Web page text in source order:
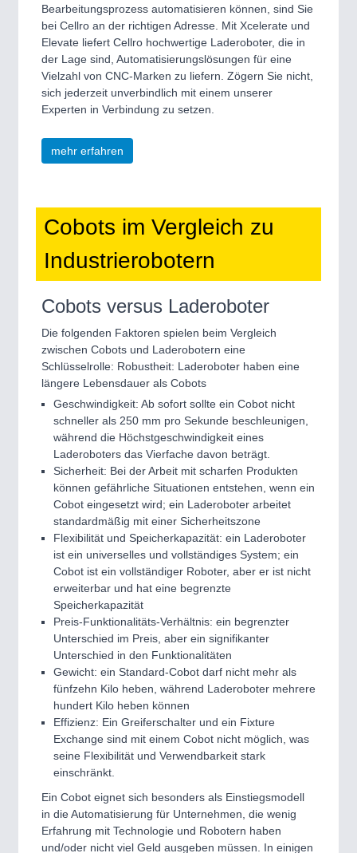
Bearbeitungsprozess automatisieren können, sind Sie
bei Cellro an der richtigen Adresse. Mit Xcelerate und
Elevate liefert Cellro hochwertige Laderoboter, die in
der Lage sind, Automatisierungslösungen für eine
Vielzahl von CNC-Marken zu liefern. Zögern Sie nicht,
sich jederzeit unverbindlich mit einem unserer
Experten in Verbindung zu setzen.
mehr erfahren
Cobots im Vergleich zu
Industrierobotern
Cobots versus Laderoboter
Die folgenden Faktoren spielen beim Vergleich
zwischen Cobots und Laderobotern eine
Schlüsselrolle: Robustheit: Laderoboter haben eine
längere Lebensdauer als Cobots
Geschwindigkeit: Ab sofort sollte ein Cobot nicht
schneller als 250 mm pro Sekunde beschleunigen,
während die Höchstgeschwindigkeit eines
Laderoboters das Vierfache davon beträgt.
Sicherheit: Bei der Arbeit mit scharfen Produkten
können gefährliche Situationen entstehen, wenn ein
Cobot eingesetzt wird; ein Laderoboter arbeitet
standardmäßig mit einer Sicherheitszone
Flexibilität und Speicherkapazität: ein Laderoboter
ist ein universelles und vollständiges System; ein
Cobot ist ein vollständiger Roboter, aber er ist nicht
erweiterbar und hat eine begrenzte
Speicherkapazität
Preis-Funktionalitäts-Verhältnis: ein begrenzter
Unterschied im Preis, aber ein signifikanter
Unterschied in den Funktionalitäten
Gewicht: ein Standard-Cobot darf nicht mehr als
fünfzehn Kilo heben, während Laderoboter mehrere
hundert Kilo heben können
Effizienz: Ein Greiferschalter und ein Fixture
Exchange sind mit einem Cobot nicht möglich, was
seine Flexibilität und Verwendbarkeit stark
einschränkt.
Ein Cobot eignet sich besonders als Einstiegsmodell
in die Automatisierung für Unternehmen, die wenig
Erfahrung mit Technologie und Robotern haben
und/oder nicht viel Geld ausgeben müssen. In einigen